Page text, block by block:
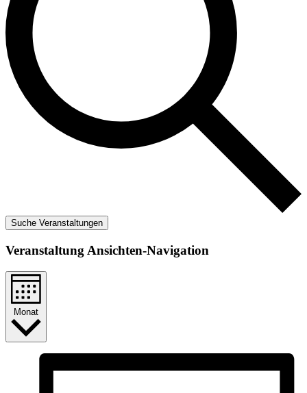
Suche Veranstaltungen
Veranstaltung Ansichten-Navigation
Monat